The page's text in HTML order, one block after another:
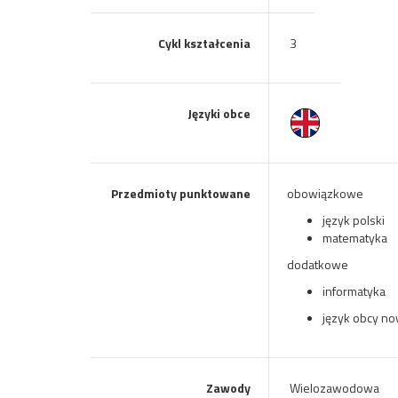
Cykl kształcenia 3
Języki obce
Przedmioty punktowane
obowiązkowe
język polski
matematyka
dodatkowe
informatyka
język obcy
Zawody Wielozawodowa